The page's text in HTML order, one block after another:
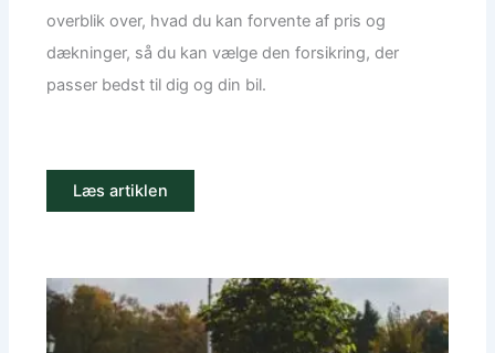
overblik over, hvad du kan forvente af pris og
dækninger, så du kan vælge den forsikring, der
passer bedst til dig og din bil.
Læs artiklen